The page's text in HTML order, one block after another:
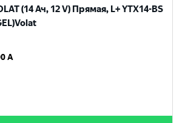
(14 Ач, 12 V) Прямая, L+ YTX14-BS
A